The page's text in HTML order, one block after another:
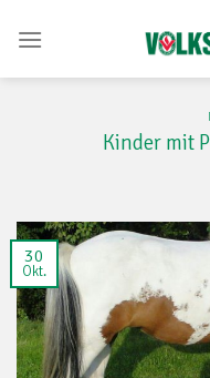
Kinder mit
30
Okt.